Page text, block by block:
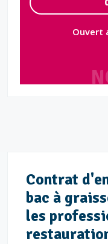
Ouvert
Contrat
bac à
les